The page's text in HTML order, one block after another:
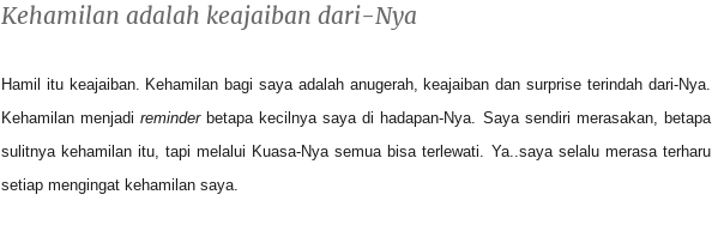
Kehamilan adalah keajaiban dari-Nya
Hamil itu keajaiban. Kehamilan bagi saya adalah anugerah, keajaiban dan surprise terindah dari-Nya.
Kehamilan menjadireminderbetapa kecilnya saya di hadapan-Nya. Saya sendiri merasakan, betapa
sulitnya kehamilan itu, tapi melalui Kuasa-Nya semua bisa terlewati. Ya..saya selalu merasa terharu
setiap mengingat kehamilan saya.